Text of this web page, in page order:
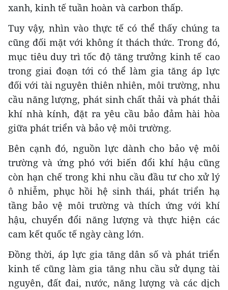
xanh, kinh tế tuần hoàn và carbon thấp.
Tuy vậy, nhìn vào thực tế có thể thấy chúng ta
cũng đối mặt với không ít thách thức. Trong đó,
mục tiêu duy trì tốc độ tăng trưởng kinh tế cao
trong giai đoạn tới có thể làm gia tăng áp lực
đối với tài nguyên thiên nhiên, môi trường, nhu
cầu năng lượng, phát sinh chất thải và phát thải
khí nhà kính, đặt ra yêu cầu bảo đảm hài hòa
giữa phát triển và bảo vệ môi trường.
Bên cạnh đó, nguồn lực dành cho bảo vệ môi
trường và ứng phó với biến đổi khí hậu cũng
còn hạn chế trong khi nhu cầu đầu tư cho xử lý
ô nhiễm, phục hồi hệ sinh thái, phát triển hạ
tầng bảo vệ môi trường và thích ứng với khí
hậu, chuyển đổi năng lượng và thực hiện các
cam kết quốc tế ngày càng lớn.
Đồng thời, áp lực gia tăng dân số và phát triển
kinh tế cũng làm gia tăng nhu cầu sử dụng tài
nguyên, đất đai, nước, năng lượng và các dịch